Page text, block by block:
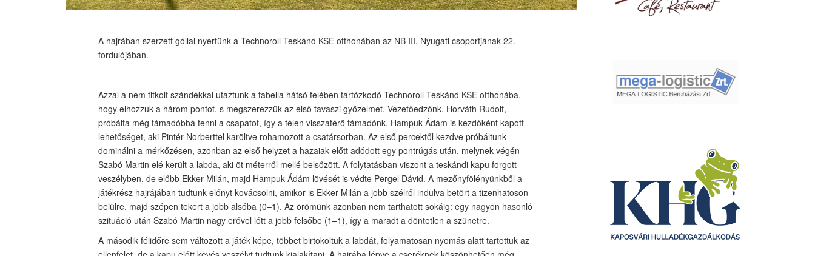
A hajrában szerzett góllal nyertünk a Technoroll Teskánd KSE otthonában az NB III. Nyugati csoportjának 22.
fordulójában.
Azzal a nem titkolt szándékkal utaztunk a tabella hátsó felében tartózkodó Technoroll Teskánd KSE otthonába,
hogy elhozzuk a három pontot, s megszerezzük az első tavaszi győzelmet. Vezetőedzőnk, Horváth Rudolf,
próbálta még támadóbbá tenni a csapatot, így a télen visszatérő támadónk, Hampuk Ádám is kezdőként kapott
lehetőséget, aki Pintér Norberttel karöltve rohamozott a csatársorban. Az első percektől kezdve próbáltunk
dominálni a mérkőzésen, azonban az első helyzet a hazaiak előtt adódott egy pontrúgás után, melynek végén
Szabó Martin elé került a labda, aki öt méterről mellé belsőzött. A folytatásban viszont a teskándi kapu forgott
veszélyben, de előbb Ekker Milán, majd Hampuk Ádám lövését is védte Pergel Dávid. A mezőnyfölényünkből a
játékrész hajrájában tudtunk előnyt kovácsolni, amikor is Ekker Milán a jobb szélről indulva betört a tizenhatoson
belülre, majd szépen tekert a jobb alsóba (0–1). Az örömünk azonban nem tarthatott sokáig: egy nagyon hasonló
szituáció után Szabó Martin nagy erővel lőtt a jobb felsőbe (1–1), így a maradt a döntetlen a szünetre.
A második félidőre sem változott a játék képe, többet birtokoltuk a labdát, folyamatosan nyomás alatt tartottuk az